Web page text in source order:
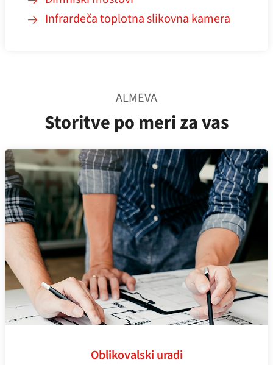
Infrardeča toplotna slikovna kamera
ALMEVA
Storitve po meri za vas
Oblikovalski uradi